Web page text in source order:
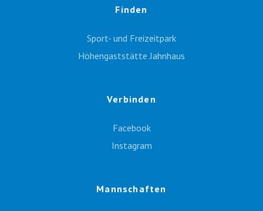
Finden
Sport- und Freizeitpark
Höhengaststätte Jahnhaus
Verbinden
Facebook
Instagram
Mannschaften